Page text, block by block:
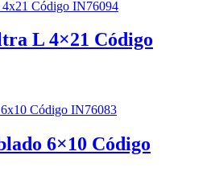
L 4×21 Código
6×10 Código